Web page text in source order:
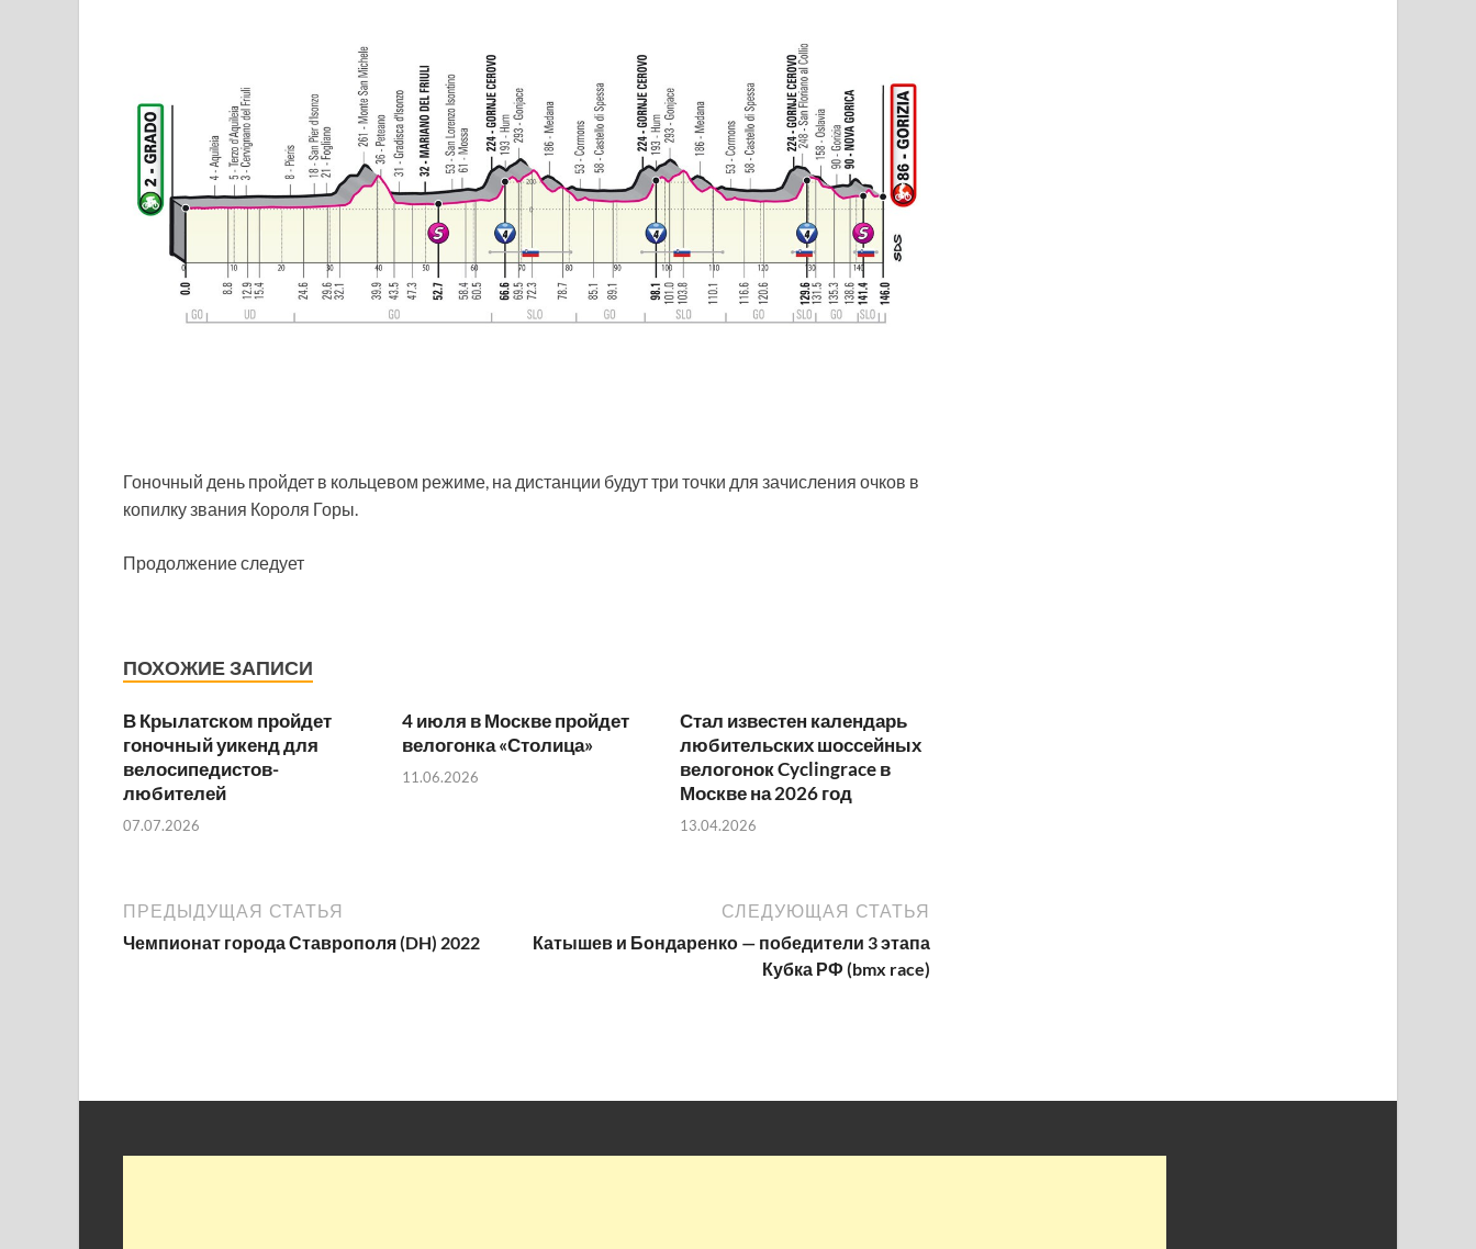
Гоночный день пройдет в кольцевом режиме, на дистанции будут три точки для зачисления очков в
копилку звания Короля Горы.
Продолжение следует
ПОХОЖИЕ ЗАПИСИ
В Крылатском пройдет
гоночный уикенд для
велосипедистов-
любителей
07.07.2026
4 июля в Москве пройдет
велогонка «Столица»
11.06.2026
Стал известен календарь
любительских шоссейных
велогонок Cyclingrace в
Москве на 2026 год
13.04.2026
ПРЕДЫДУЩАЯ СТАТЬЯ
Чемпионат города Ставрополя (DH) 2022
СЛЕДУЮЩАЯ СТАТЬЯ
Катышев и Бондаренко — победители 3 этапа
Кубка РФ (bmx race)